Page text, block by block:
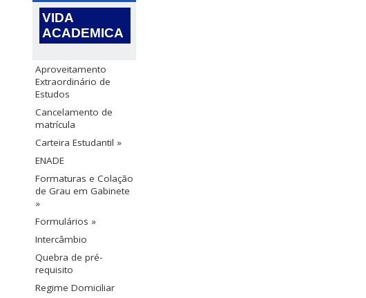
VIDA
ACADEMICA
Aproveitamento
Extraordinário de
Estudos
Cancelamento de
matrícula
Carteira Estudantil »
ENADE
Formaturas e Colação
de Grau em Gabinete
»
Formulários »
Intercâmbio
Quebra de pré-
requisito
Regime Domiciliar